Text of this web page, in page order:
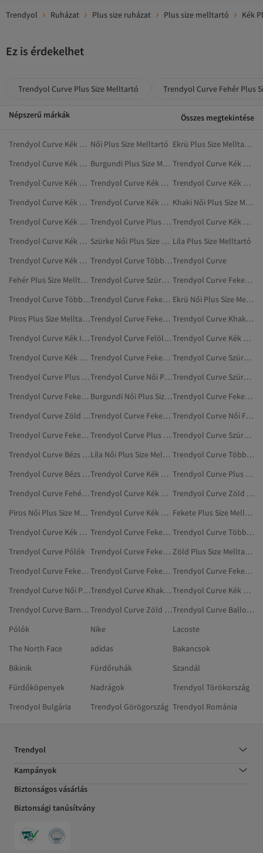
Trendyol Ruházat Plus size ruházat Plus size melltartó Kék
Ez is érdekelhet
Trendyol Curve Plus Size Melltartó Trendyol Curve Fehér Plus
Népszerű márkák Összes megtekintése
Trendyol Curve Kék Ruházat Női Plus Size Melltartó
Ekrü Plus Size Melltartó
Trendyol Curve Kék Plus Size Ruházat
Burgundi Plus Size Melltartó
Trendyol Curve Kék Plus Size Mellények
Trendyol Curve Kék Otthoni Ruházat
Trendyol Curve Kék Plus Size Farmer
Trendyol Curve Kék Plus Size Estélyi Ruhák
Trendyol Curve Kék Plusz Méretű Fehérnemű
Trendyol Curve Kék Fürdőruhák
Khaki Női Plus Size Melltartó
Trendyol Curve Kék Plus Size Ruhák
Trendyol Curve Plus Size Kabátok
Trendyol Curve Kék Blézerek És Mellények
Trendyol Curve Kék Plus Size Fürdőruhák
Szürke Női Plus Size Melltartó Lila Plus Size Melltartó
Trendyol Curve Kék Ruhák
Trendyol Curve Többszínű Plus Size MellényekTrendyol Curve
Fehér Plus Size Melltartó
Trendyol Curve Szürke Plus Size Kabátok
Trendyol Curve Fekete Felöltők És Ballonkabátok
Trendyol Curve Többszínű Plus Size Kabátok
Trendyol Curve Fekete Plus Size Mellények
Ekrü Női Plus Size Melltartó
Piros Plus Size Melltartó
Trendyol Curve Fekete Plus Size Kabátok
Trendyol Curve Khaki Felöltők És Ballonkabátok
Trendyol Curve Kék Ingek
Trendyol Curve Felöltők És Ballonkabátok
Trendyol Curve Kék Dzsekik
Trendyol Curve Kék Nadrágok
Trendyol Curve Fekete Plus Size Pólók
Trendyol Curve Szürke Plus Size Mellények
Trendyol Curve Plus Size Pólók
Trendyol Curve Női Plus Size Kabátok
Trendyol Curve Szürke Plus Size Pólók
Trendyol Curve Fekete Plus Size Farmer
Burgundi Női Plus Size Melltartó
Trendyol Curve Fekete Plus Size Ballonkabátok
Trendyol Curve Zöld Plus Size Pólók
Trendyol Curve Fekete Pólók
Trendyol Curve Női Felöltők És Ballonkabátok
Trendyol Curve Fekete Ballonkabátok
Trendyol Curve Plus Size Ingek
Trendyol Curve Szürke Plus Size Ingek
Trendyol Curve Bézs Plus Size Kabátok
Lila Női Plus Size Melltartó
Trendyol Curve Többszínű Plus Size Pólók
Trendyol Curve Bézs Felöltők És Ballonkabátok
Trendyol Curve Kék Pizsamák
Trendyol Curve Plus Size Mellények
Trendyol Curve Fehér Plus Size Pólók
Trendyol Curve Kék Plus Size Blézerek
Trendyol Curve Zöld Plus Size Ingek
Piros Női Plus Size Melltartó
Trendyol Curve Kék Plus Size Blúzok
Fekete Plus Size Melltartó
Trendyol Curve Kék Strandruházat
Trendyol Curve Fekete Plus Size Dzsekik
Trendyol Curve Többszínű Plus Size Ingek
Trendyol Curve Pólók
Trendyol Curve Fekete Plus Size Ingek
Zöld Plus Size Melltartó
Trendyol Curve Fekete Plus Size Ruházat
Trendyol Curve Fekete Ingek
Trendyol Curve Fekete Plus Size Body
Trendyol Curve Női Plus Size Mellények
Trendyol Curve Khaki Plus Size Mellények
Trendyol Curve Kék Melegítőszettek
Trendyol Curve Barna Plus Size Pólók
Trendyol Curve Zöld Pólók
Trendyol Curve Ballonkabátok
Pólók
Nike
Lacoste
The North Face
adidas
Bakancsok
Bikinik
Fürdőruhák
Szandál
Fürdőköpenyek
Nadrágok
Trendyol Törökország
Trendyol Bulgária
Trendyol Görögország Trendyol Románia
Trendyol
Kampányok
Biztonságos vásárlás
Biztonsági tanúsítvány